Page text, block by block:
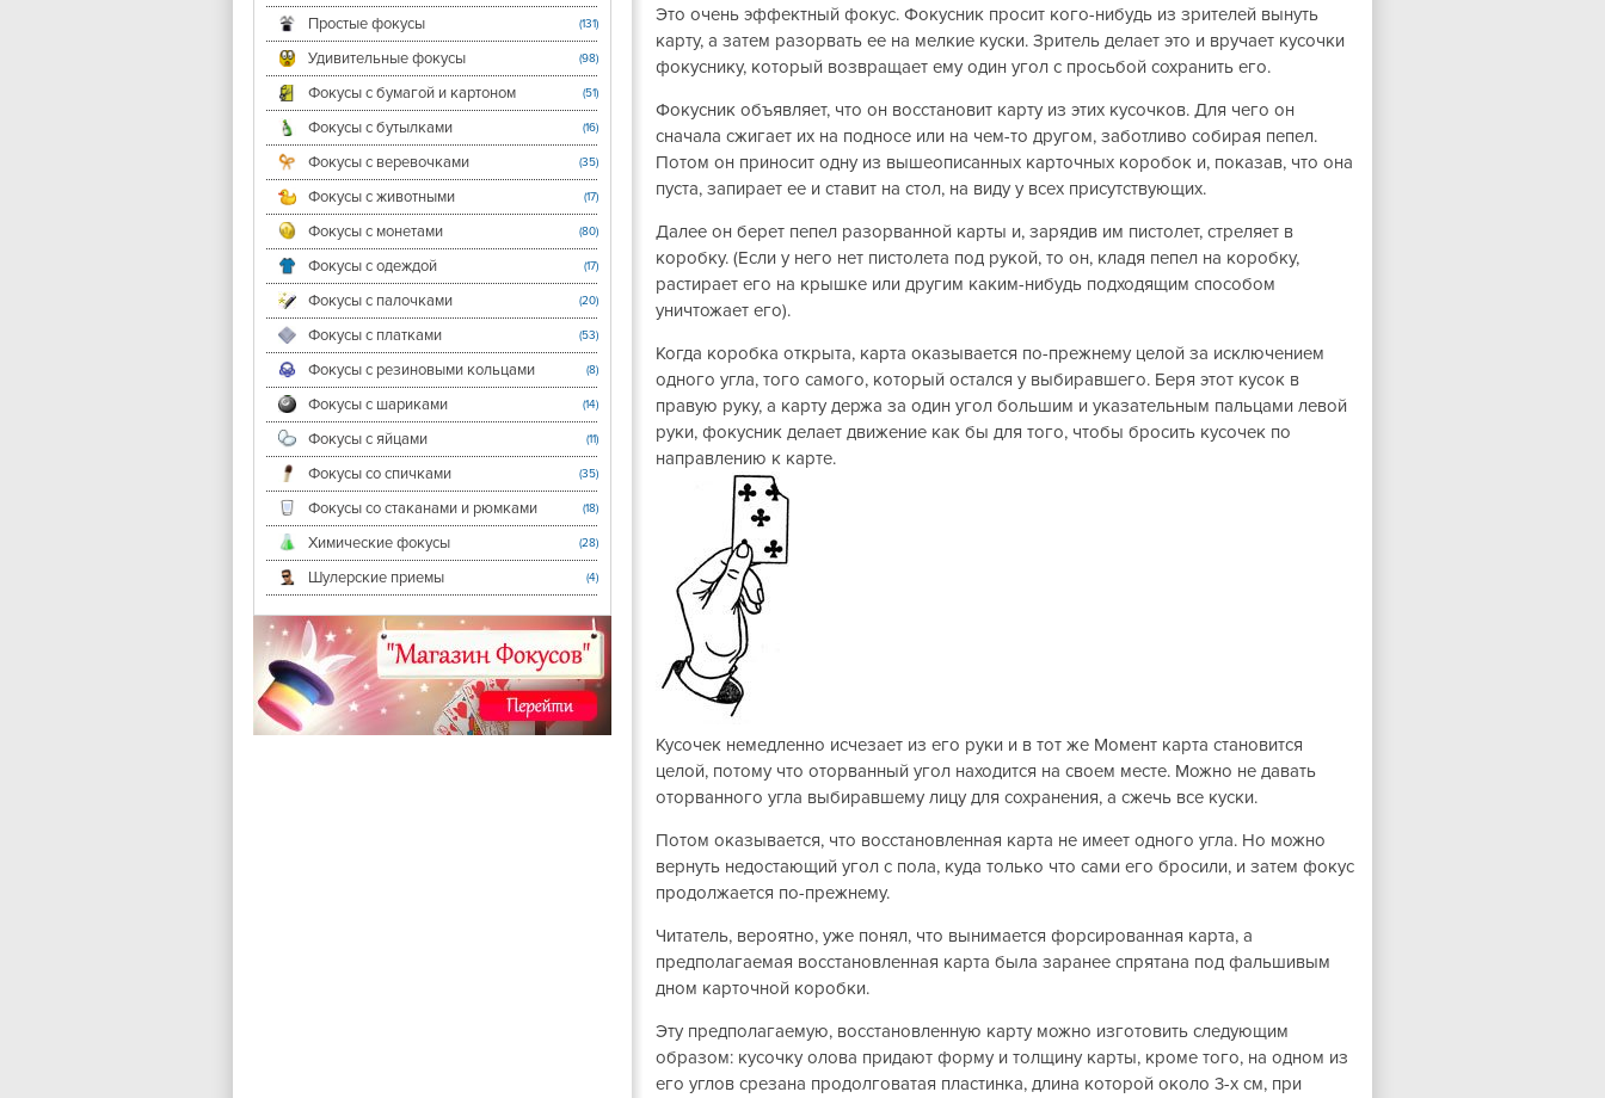
Простые фокусы (131)
Удивительные фокусы (98)
Фокусы с бумагой и картоном (51)
Фокусы с бутылками (16)
Фокусы с веревочками (35)
Фокусы с животными (17)
Фокусы с монетами (80)
Фокусы с одеждой (17)
Фокусы с палочками (20)
Фокусы с платками (53)
Фокусы с резиновыми кольцами (8)
Фокусы с шариками (14)
Фокусы с яйцами (11)
Фокусы со спичками (35)
Фокусы со стаканами и рюмками (18)
Химические фокусы (28)
Шулерские приемы (4)
Это очень эффектный фокус. Фокусник просит кого-нибудь из зрителей вынуть
карту, а затем разорвать ее на мелкие куски. Зритель делает это и вручает кусочки
фокуснику, который возвращает ему один угол с просьбой сохранить его.
Фокусник объявляет, что он восстановит карту из этих кусочков. Для чего он
сначала сжигает их на подносе или на чем-то другом, заботливо собирая пепел.
Потом он приносит одну из вышеописанных карточных коробок и, показав, что она
пуста, запирает ее и ставит на стол, на виду у всех присутствующих.
Далее он берет пепел разорванной карты и, зарядив им пистолет, стреляет в
коробку. (Если у него нет пистолета под рукой, то он, кладя пепел на коробку,
растирает его на крышке или другим каким-нибудь подходящим способом
уничтожает его).
Когда коробка открыта, карта оказывается по-прежнему целой за исключением
одного угла, того самого, который остался у выбиравшего. Беря этот кусок в
правую руку, а карту держа за один угол большим и указательным пальцами левой
руки, фокусник делает движение как бы для того, чтобы бросить кусочек по
направлению к карте.
Кусочек немедленно исчезает из его руки и в тот же Момент карта становится
целой, потому что оторванный угол находится на своем месте. Можно не давать
оторванного угла выбиравшему лицу для сохранения, а сжечь все куски.
Потом оказывается, что восстановленная карта не имеет одного угла. Но можно
вернуть недостающий угол с пола, куда только что сами его бросили, и затем фокус
продолжается по-прежнему.
Читатель, вероятно, уже понял, что вынимается форсированная карта, а
предполагаемая восстановленная карта была заранее спрятана под фальшивым
дном карточной коробки.
Эту предполагаемую, восстановленную карту можно изготовить следующим
образом: кусочку олова придают форму и толщину карты, кроме того, на одном из
его углов срезана продолговатая пластинка, длина которой около 3-х см, при